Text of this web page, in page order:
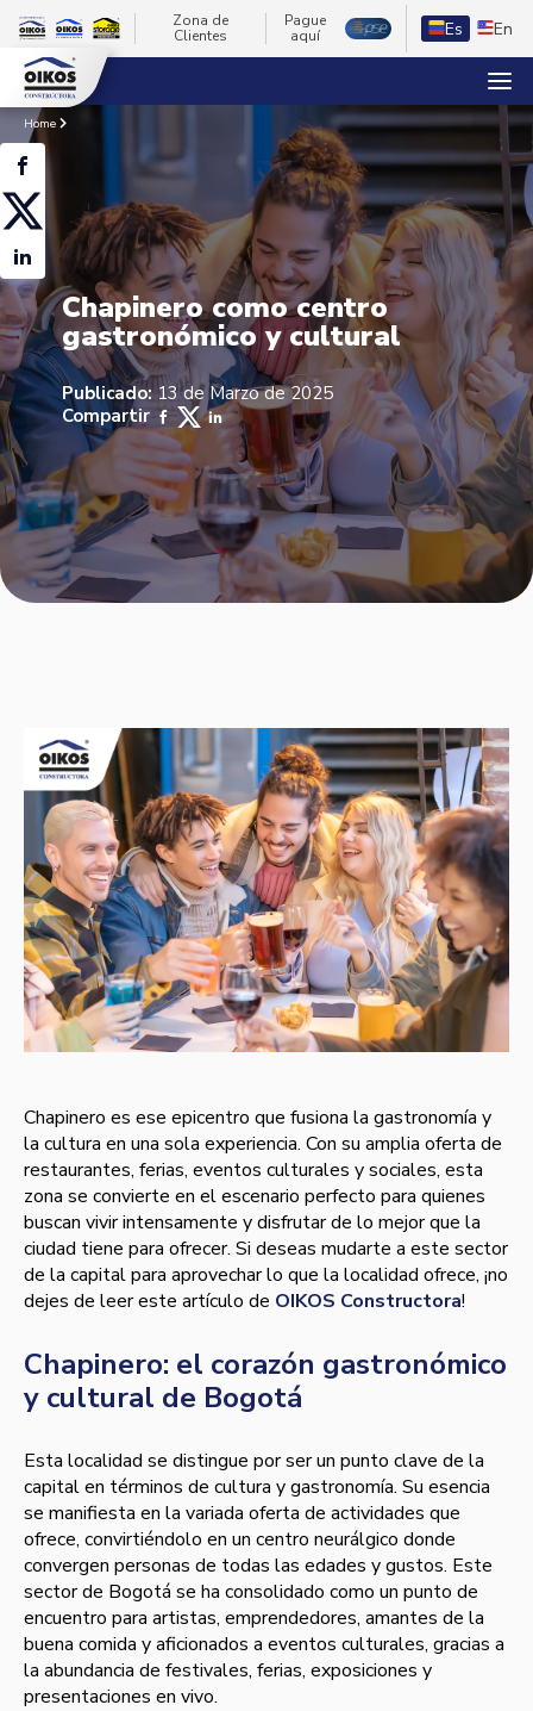
Zona de
Clientes
Pague
aquí
Es En
Home
Chapinero como centro
gastronómico y cultural
Publicado:13 de Marzo de 2025
Compartir
Chapinero es ese epicentro que fusiona la gastronomía y
la cultura en una sola experiencia. Con su amplia oferta de
restaurantes, ferias, eventos culturales y sociales, esta
zona se convierte en el escenario perfecto para quienes
buscan vivir intensamente y disfrutar de lo mejor que la
ciudad tiene para ofrecer. Si deseas mudarte a este sector
de la capital para aprovechar lo que la localidad ofrece, ¡no
dejes de leer este artículo de OIKOS Constructora!
Chapinero: el corazón gastronómico
y cultural de Bogotá
Esta localidad se distingue por ser un punto clave de la
capital en términos de cultura y gastronomía. Su esencia
se manifiesta en la variada oferta de actividades que
ofrece, convirtiéndolo en un centro neurálgico donde
convergen personas de todas las edades y gustos. Este
sector de Bogotá se ha consolidado como un punto de
encuentro para artistas, emprendedores, amantes de la
buena comida y aficionados a eventos culturales, gracias a
la abundancia de festivales, ferias, exposiciones y
presentaciones en vivo.